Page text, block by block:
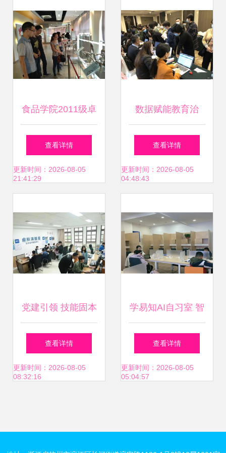
之路
食品学院2011级卓
越工程师教育培养
计划班入厂实习教
查看详情
更新时间：2026-08-05
21:41:29
数据赋能教育治
理，服务护航统计
革新——后勤服务
心助推全省教育事
业统计工作提质增
查看详情
更新时间：2026-08-05
04:48:43
党建引领 技能固本
文创助力 服务兴院
传媒学院党支部扎
查看详情
更新时间：2026-08-05
08:32:16
学易知AI自习室 智
能教育咨询服务的
新标杆
查看详情
更新时间：2026-08-05
05:04:57